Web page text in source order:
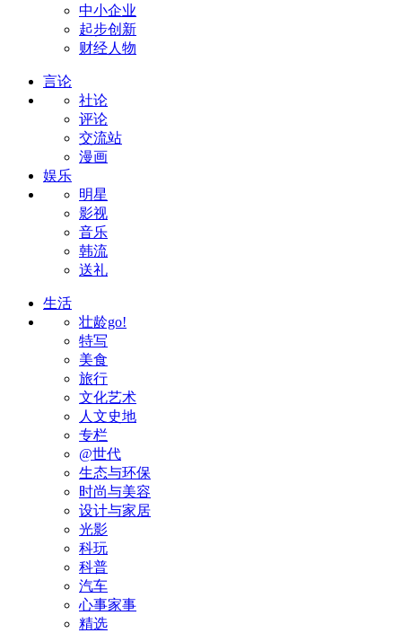
中小企业
起步创新
财经人物
言论
社论
评论
交流站
漫画
娱乐
明星
影视
音乐
韩流
送礼
生活
壮龄go!
特写
美食
旅行
文化艺术
人文史地
专栏
@世代
生态与环保
时尚与美容
设计与家居
光影
科玩
科普
汽车
心事家事
精选